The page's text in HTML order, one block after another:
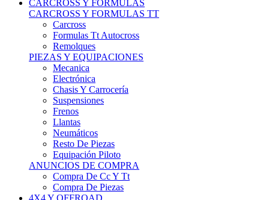
CARCROSS Y FÓRMULAS
CARCROSS Y FORMULAS TT
Carcross
Formulas Tt Autocross
Remolques
PIEZAS Y EQUIPACIONES
Mecanica
Electrónica
Chasis Y Carrocería
Suspensiones
Frenos
Llantas
Neumáticos
Resto De Piezas
Equipación Piloto
ANUNCIOS DE COMPRA
Compra De Cc Y Tt
Compra De Piezas
4X4 Y OFFROAD